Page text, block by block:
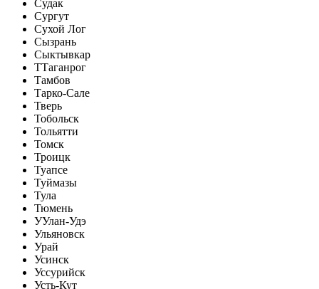
Судак
Сургут
Сухой Лог
Сызрань
Сыктывкар
ТТаганрог
Тамбов
Тарко-Сале
Тверь
Тобольск
Тольятти
Томск
Троицк
Туапсе
Туймазы
Тула
Тюмень
УУлан-Удэ
Ульяновск
Урай
Усинск
Уссурийск
Усть-Кут